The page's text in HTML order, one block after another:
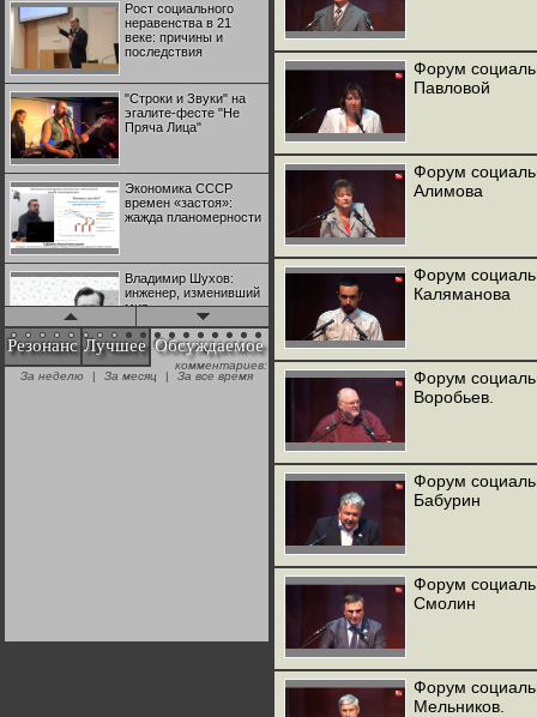
Рост социального
неравенства в 21
веке: причины и
последствия
"Строки и Звуки" на
эгалите-фесте "Не
Пряча Лица"
Экономика СССР
времен «застоя»:
жажда планомерности
Владимир Шухов:
инженер, изменивший
мир
"Аркадий Коц" на
эгалите-фесте "Не
Резонанс Лучшее Обсуждаемое
комментариев:
За неделю
| За месяц | За все время
Форум
Павловой
Форум
Алимова
Форум
Каляманова
Форум
Воробьев.
Форум
Бабурин
Форум
Смолин
Форум
Мельников.